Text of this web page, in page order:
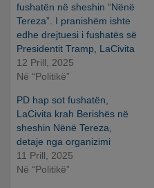
fushatën në sheshin “Nënë
Tereza”. I pranishëm ishte
edhe drejtuesi i fushatës së
Presidentit Tramp, LaCivita
12 Prill, 2025
Në “Politikë”
PD hap sot fushatën,
LaCivita krah Berishës në
sheshin Nënë Tereza,
detaje nga organizimi
11 Prill, 2025
Në “Politikë”